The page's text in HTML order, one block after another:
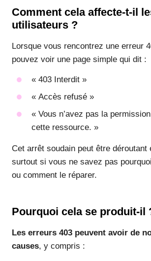
Comment cela affecte-t-il
utilisateurs ?
Lorsque vous rencontrez une erreur
pouvez voir une page simple qui dit :
« 403 Interdit »
« Accès refusé »
« Vous n’avez pas la
cette ressource. »
Cet arrêt soudain peut être déroutant
surtout si vous ne savez pas
ou comment le réparer.
Pourquoi cela se produit-il
Les erreurs 403 peuvent avoir de
causes, y compris :